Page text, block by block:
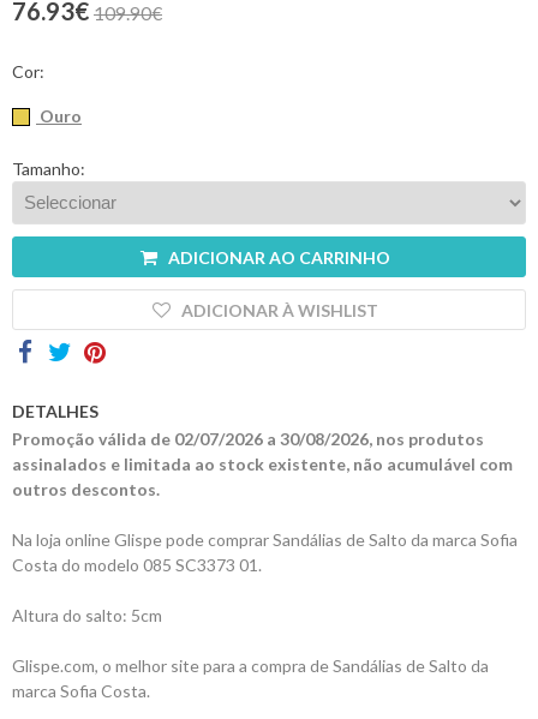
76.93€ 109.90€
Cor:
Ouro
Tamanho:
ADICIONAR AO CARRINHO
ADICIONAR À WISHLIST
DETALHES
Promoção válida de 02/07/2026 a 30/08/2026, nos produtos
assinalados e limitada ao stock existente, não acumulável com
outros descontos.
Na loja online Glispe pode comprar Sandálias de Salto da marca Sofia
Costa do modelo 085 SC3373 01.
Altura do salto: 5cm
Glispe.com, o melhor site para a compra de Sandálias de Salto da
marca Sofia Costa.